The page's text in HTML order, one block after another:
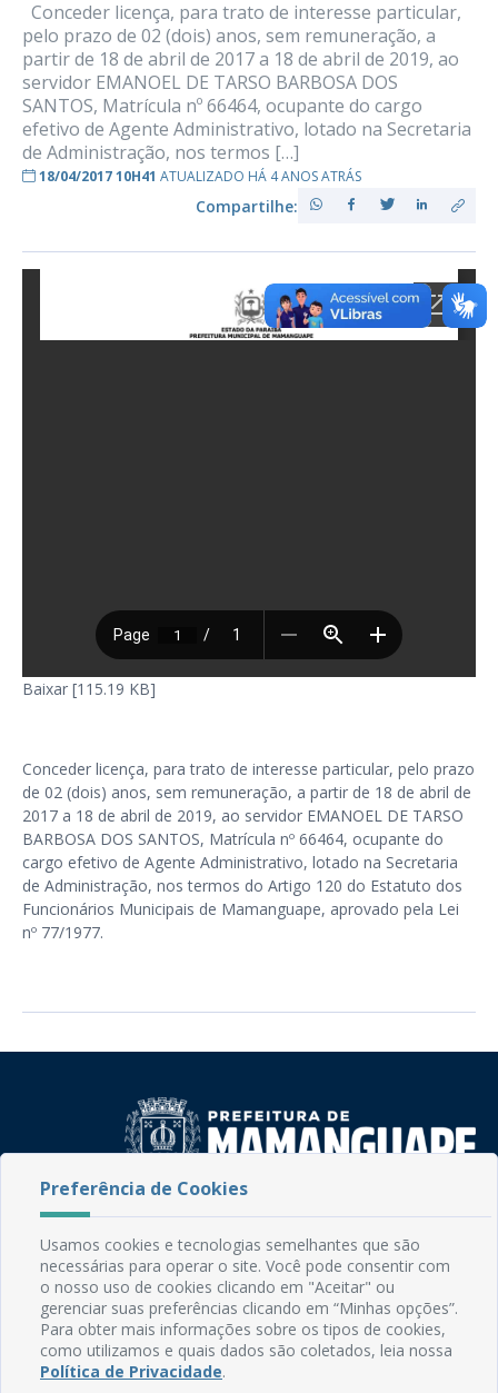
Conceder licença, para trato de interesse particular,
pelo prazo de 02 (dois) anos, sem remuneração, a
partir de 18 de abril de 2017 a 18 de abril de 2019, ao
servidor EMANOEL DE TARSO BARBOSA DOS
SANTOS, Matrícula nº 66464, ocupante do cargo
efetivo de Agente Administrativo, lotado na Secretaria
de Administração, nos termos […]
18/04/2017 10H41 ATUALIZADO HÁ 4 ANOS ATRÁS
Compartilhe:
Baixar [115.19 KB]
Conceder licença, para trato de interesse particular, pelo prazo
de 02 (dois) anos, sem remuneração, a partir de 18 de abril de
2017 a 18 de abril de 2019, ao servidor EMANOEL DE TARSO
BARBOSA DOS SANTOS, Matrícula nº 66464, ocupante do
cargo efetivo de Agente Administrativo, lotado na Secretaria
de Administração, nos termos do Artigo 120 do Estatuto dos
Funcionários Municipais de Mamanguape, aprovado pela Lei
nº 77/1977.
Rua do Imperador, 78, Centro
CEP: 58.280-000 - Mamanguape/PB
Fone: (83) 3292-2246
Email: comunicacao@mamanguape.pb.gov.br
Expediente: Segunda à Sexta, das 08h às 13h
Mapa do Site
Preferência de Cookies
Usamos cookies e tecnologias semelhantes que são
necessárias para operar o site. Você pode consentir com
o nosso uso de cookies clicando em "Aceitar" ou
gerenciar suas preferências clicando em “Minhas opções”.
Para obter mais informações sobre os tipos de cookies,
como utilizamos e quais dados são coletados, leia nossa
Política de Privacidade.